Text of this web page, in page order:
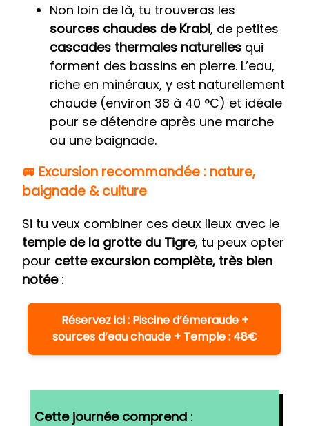
Non loin de là, tu trouveras les
sources chaudes de Krabi, de petites
cascades thermales naturelles qui
forment des bassins en pierre. L’eau,
riche en minéraux, y est naturellement
chaude (environ 38 à 40 °C) et idéale
pour se détendre après une marche
ou une baignade.
🚐 Excursion recommandée : nature,
baignade & culture
Si tu veux combiner ces deux lieux avec le
temple de la grotte du Tigre, tu peux opter
pour cette excursion complète, très bien
notée:
Réservez ici : Piscine d’émeraude +
sources d’eau chaude + Temple : 48€
Cette journée comprend: